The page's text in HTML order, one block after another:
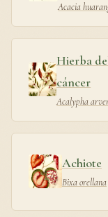
Acacia
Hierba
cáncer
Acalypha
Achiote
Bixa orellana